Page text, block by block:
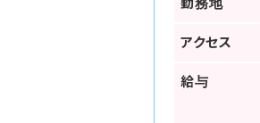
アクセス
給与